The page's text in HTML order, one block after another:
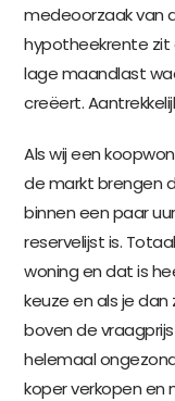
medeoorzaak van
hypotheekrente zit
lage maandlast
creëert.
Als wij een
de markt brengen
binnen een paar
reservelijst is.
woning en dat is
keuze en als je
boven de
helemaal
koper verkopen en